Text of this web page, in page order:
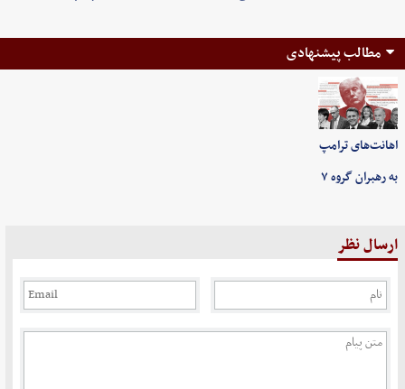
مطالب پیشنهادی
اهانت‌های ترامپ
به رهبران گروه ۷
ارسال نظر